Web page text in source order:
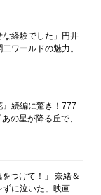
な経験でした」円井
ワールドの魅力。
』続編に驚き！777
の星が降る丘で、
つけて！」 奈緒＆
に泣いた」映画